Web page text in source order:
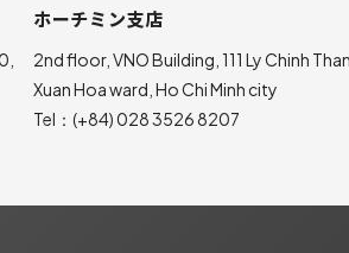
ホーチミン支店
2nd floor, VNO Building, 111 Ly Chinh
Xuan Hoa ward, Ho Chi Minh city
Tel： (+84) 028 3526 8207